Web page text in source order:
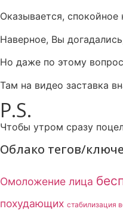
Оказывается,
Наверное, Вы
Но даже по этому
Там на видео заставка
P.S.
Чтобы утром сразу
Облако тегов/
Омоложение лица
похудающих стабилизация